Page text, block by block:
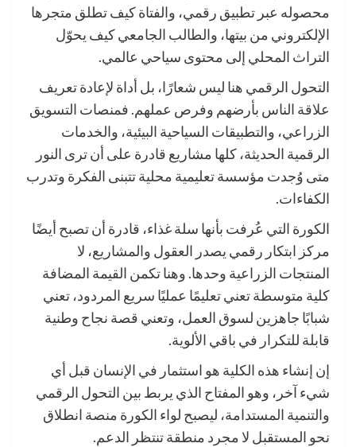
محصوله عبر تطبيق رقمي، والفتاة كيف تطلق متجرها
الإلكتروني من بيتها، والطالب الجامعي كيف يحوّل
التراث المحلي إلى محتوى سياحي عالمي.
التحول الرقمي هنا ليس شعارًا، بل أداة لإعادة تعريف
علاقة الناس بأرضهم وفرص عملهم. فمنصات التسويق
الزراعي، والتطبيقات السياحية البيئية، والخدمات
الرقمية الحديثة، كلها مشاريع قادرة على أن ترى النور
متى وُجدت مؤسسة تعليمية محلية تتبنى الفكرة وتدرب
الكفاءات.
الكورة التي عُرفت بأنها سلة غذاء، قادرة أن تصبح أيضًا
مركز ابتكار رقمي يصدر العقول والمشاريع، لا
المنتجات الزراعية وحدها. وهنا تكمن القيمة المضافة
كلية متوسطة تعني تعليمًا عمليًا سريع المردود، تعني
شبابًا جاهزين لسوق العمل، وتعني قصة نجاح وطنية
قابلة للتكرار في باقي الألوية.
إن إنشاء هذه الكلية هو استثمار في الإنسان قبل أي
شيء آخر، وهو المفتاح الذي يربط بين التحول الرقمي
والتنمية المستدامة، ليصبح لواء الكورة منصة انطلاق
نحو المستقبل لا مجرد منطقة تنتظر الدعم.